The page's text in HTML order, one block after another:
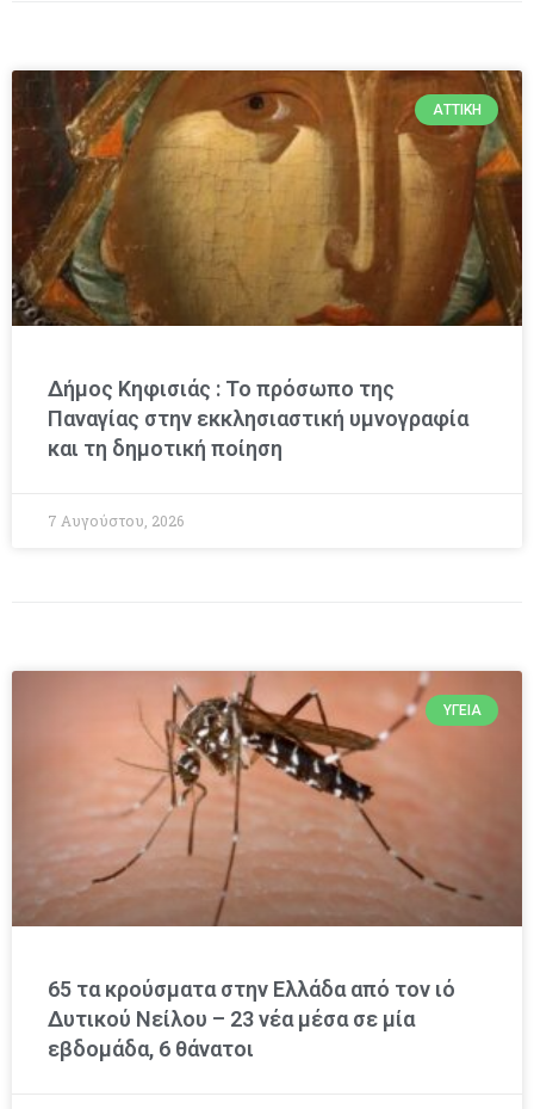
ΑΤΤΙΚΉ
Δήμος Κηφισιάς : Το πρόσωπο της
Παναγίας στην εκκλησιαστική υμνογραφία
και τη δημοτική ποίηση
7 Αυγούστου, 2026
ΥΓΕΊΑ
65 τα κρούσματα στην Ελλάδα από τον ιό
Δυτικού Νείλου – 23 νέα μέσα σε μία
εβδομάδα, 6 θάνατοι